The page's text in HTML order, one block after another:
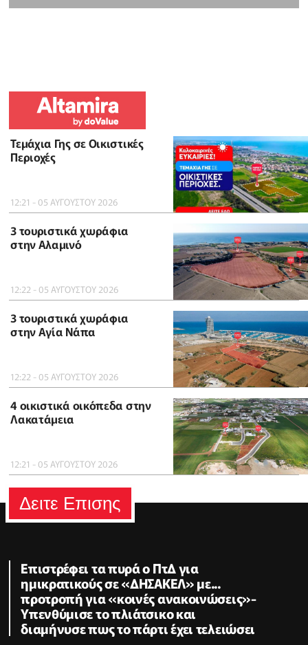
Τεμάχια Γης σε Οικιστικές
Περιοχές
12:21 - 05 ΑΥΓΟΥΣΤΟΥ 2026
3 τουριστικά χωράφια
στην Αλαμινό
12:22 - 05 ΑΥΓΟΥΣΤΟΥ 2026
3 τουριστικά χωράφια
στην Αγία Νάπα
12:22 - 05 ΑΥΓΟΥΣΤΟΥ 2026
4 οικιστικά οικόπεδα στην
Λακατάμεια
12:21 - 05 ΑΥΓΟΥΣΤΟΥ 2026
Δειτε Επισης
Επιστρέφει τα πυρά ο ΠτΔ για
ημικρατικούς σε «ΔΗΣΑΚΕΛ» με...
προτροπή για «κοινές ανακοινώσεις»-
Υπενθύμισε το πλιάτσικο και
διαμήνυσε πως το πάρτι έχει τελειώσει